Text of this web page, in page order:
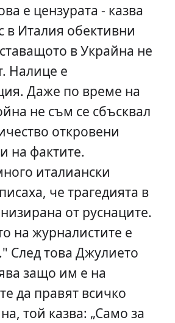
е цензурата - казва
в Италия обективни
в Украйна не
Налице е
Даже по време на
не съм се сбъсквал
откровени
на фактите.
италиански
че трагедията в
от руснаците.
на журналистите е
След това Джулието
защо им е на
да правят всичко
той казва: „Само за